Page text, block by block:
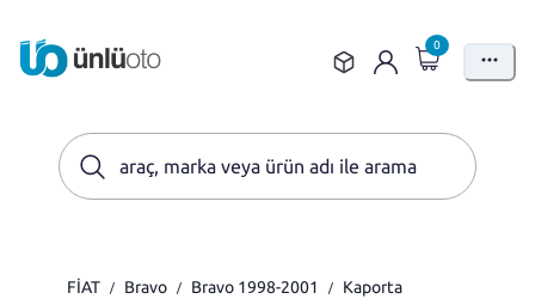
0
FİAT / Bravo / Bravo 1998-2001 / Kaporta